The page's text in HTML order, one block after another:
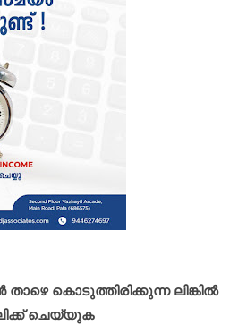
കൊടുത്തിരിക്കുന്ന ലിങ്കിൽ
ചെയ്യുക